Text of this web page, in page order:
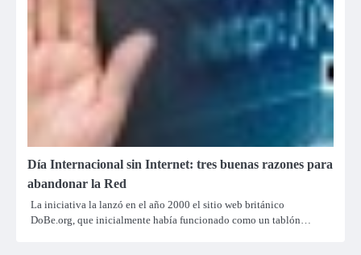
Día Internacional sin Internet: tres buenas razones para
abandonar la Red
La iniciativa la lanzó en el año 2000 el sitio web británico
DoBe.org, que inicialmente había funcionado como un tablón…